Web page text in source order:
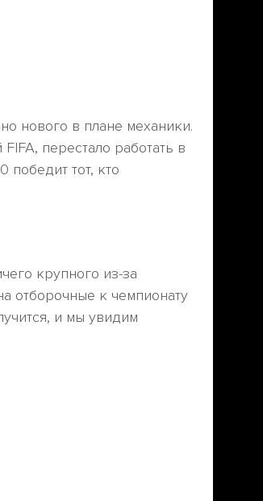
нового в плане механики.
перестало работать в
победит тот, кто
крупного из-за
отборочные к чемпионату
и мы увидим